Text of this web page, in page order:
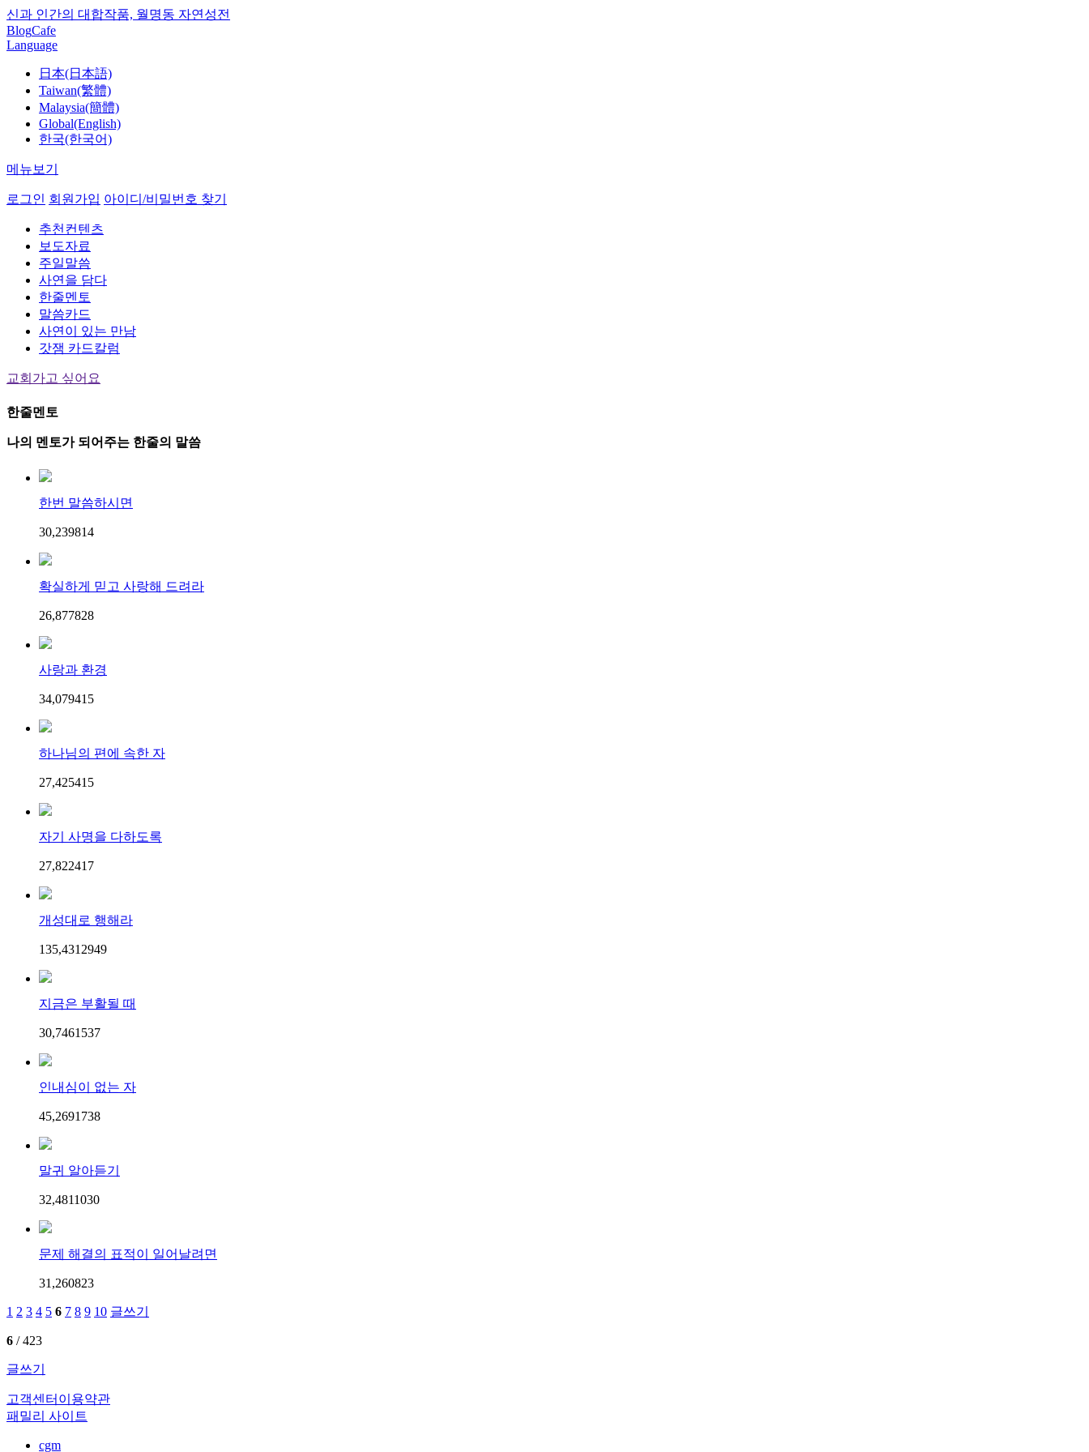
신과 인간의 대합작품, 월명동 자연성전
BlogCafe
Language
日本(日本語)
Taiwan(繁體)
Malaysia(簡體)
Global(English)
한국(한국어)
메뉴보기
로그인 회원가입 아이디/비밀번호 찾기
추천컨텐츠
보도자료
주일말씀
사연을 담다
한줄멘토
말씀카드
사연이 있는 만남
갓잼 카드칼럼
교회가고 싶어요
한줄멘토
나의 멘토가 되어주는 한줄의 말씀
한번 말씀하시면
30,239814
확실하게 믿고 사랑해 드려라
26,877828
사랑과 환경
34,079415
하나님의 편에 속한 자
27,425415
자기 사명을 다하도록
27,822417
개성대로 행해라
135,431 2949
지금은 부활될 때
30,7461537
인내심이 없는 자
45,2691738
말귀 알아듣기
32,4811030
문제 해결의 표적이 일어날려면
31,260823
1 2 3 4 5 6 7 8 9 10 글쓰기
6 / 423
글쓰기
고객센터 이용약관
패밀리 사이트
cgm